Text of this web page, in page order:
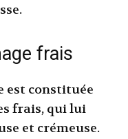
frais
est constituée
frais, qui lui
et crémeuse.